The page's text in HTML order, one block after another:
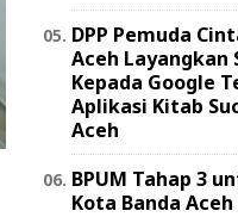
DPP Pemuda
Aceh Layangkan
Kepada Google
Aplikasi Kitab
Aceh
BPUM Tahap 3
Kota Banda Aceh